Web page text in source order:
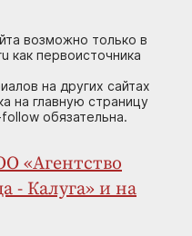
возможно только в
как первоисточника
на других сайтах
на главную страницу
обязательна.
«Агентство
- Калуга» и на